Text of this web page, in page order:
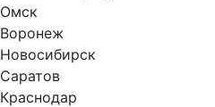
Омск
Воронеж
Новосибирск
Саратов
Краснодар